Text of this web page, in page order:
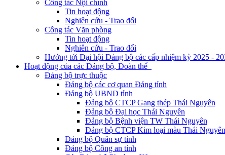
Công tác Nội chính
Tin hoạt động
Nghiên cứu - Trao đổi
Công tác Văn phòng
Tin hoạt động
Nghiên cứu - Trao đổi
Hướng tới Đại hội Đảng bộ các cấp nhiệm kỳ 2025 -
Hoạt động của các Đảng bộ, Đoàn thể
Đảng bộ trực thuộc
Đảng bộ các cơ quan Đảng tỉnh
Đảng bộ UBND tỉnh
Đảng bộ CTCP Gang thép Thái Nguyên
Đảng bộ Đại học Thái Nguyên
Đảng bộ Bệnh viện TW Thái Nguyên
Đảng bộ CTCP Kim loại màu Thái
Đảng bộ Quân sự tỉnh
Đảng bộ Công an tỉnh